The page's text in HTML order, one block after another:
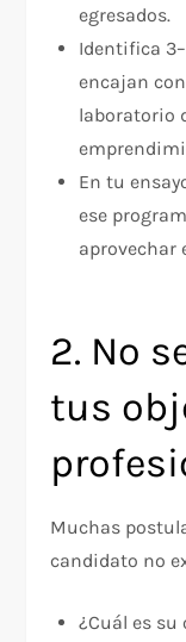
egresados.
Identifica
encajan
laboratorio
En tu
ese
aprovechar
2. No
tus
Muchas
candidato no
¿Cuál es